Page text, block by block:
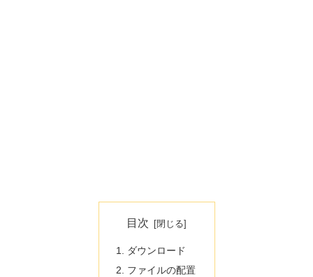
目次
ダウンロード
ファイルの配置